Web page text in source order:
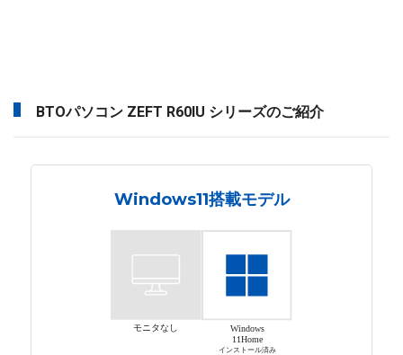
BTOパソコン ZEFT R60IU シリーズのご紹介
Windows11搭載モデル
モニタなし
Windows
11Home
インストール済み